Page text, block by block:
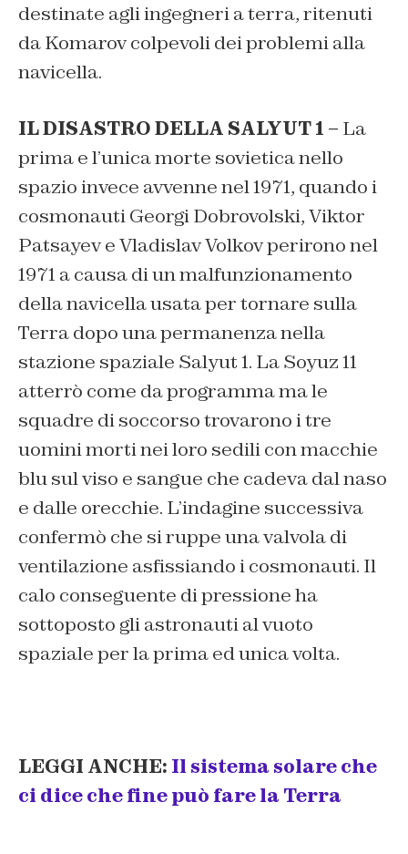
destinate agli ingegneri a terra, ritenuti
da Komarov colpevoli dei problemi alla
navicella.
IL DISASTRO DELLA SALYUT 1 – La
prima e l’unica morte sovietica nello
spazio invece avvenne nel 1971, quando i
cosmonauti Georgi Dobrovolski, Viktor
Patsayev e Vladislav Volkov perirono nel
1971 a causa di un malfunzionamento
della navicella usata per tornare sulla
Terra dopo una permanenza nella
stazione spaziale Salyut 1. La Soyuz 11
atterrò come da programma ma le
squadre di soccorso trovarono i tre
uomini morti nei loro sedili con macchie
blu sul viso e sangue che cadeva dal naso
e dalle orecchie. L’indagine successiva
confermò che si ruppe una valvola di
ventilazione asfissiando i cosmonauti. Il
calo conseguente di pressione ha
sottoposto gli astronauti al vuoto
spaziale per la prima ed unica volta.
LEGGI ANCHE: Il sistema solare che
ci dice che fine può fare la Terra